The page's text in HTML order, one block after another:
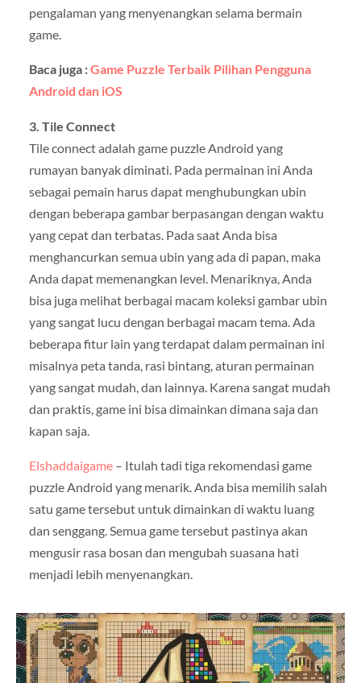
pengalaman yang menyenangkan selama bermain
game.
Baca juga :Game Puzzle Terbaik Pilihan Pengguna
Android dan iOS
3. Tile Connect
Tile connect adalah game puzzle Android yang
rumayan banyak diminati. Pada permainan ini Anda
sebagai pemain harus dapat menghubungkan ubin
dengan beberapa gambar berpasangan dengan waktu
yang cepat dan terbatas. Pada saat Anda bisa
menghancurkan semua ubin yang ada di papan, maka
Anda dapat memenangkan level. Menariknya, Anda
bisa juga melihat berbagai macam koleksi gambar ubin
yang sangat lucu dengan berbagai macam tema. Ada
beberapa fitur lain yang terdapat dalam permainan ini
misalnya peta tanda, rasi bintang, aturan permainan
yang sangat mudah, dan lainnya. Karena sangat mudah
dan praktis, game ini bisa dimainkan dimana saja dan
kapan saja.
Elshaddaigame– Itulah tadi tiga rekomendasi game
puzzle Android yang menarik. Anda bisa memilih salah
satu game tersebut untuk dimainkan di waktu luang
dan senggang. Semua game tersebut pastinya akan
mengusir rasa bosan dan mengubah suasana hati
menjadi lebih menyenangkan.